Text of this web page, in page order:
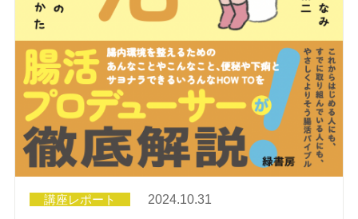
講座レポート 2024.10.31